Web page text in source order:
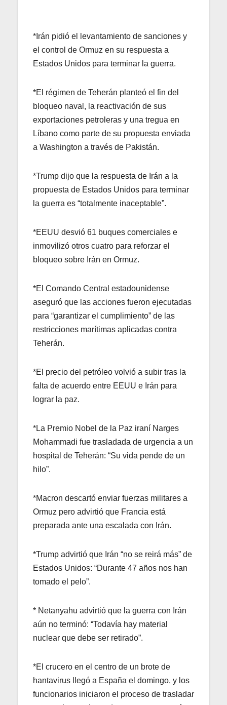
*Irán pidió el levantamiento de sanciones y
el control de Ormuz en su respuesta a
Estados Unidos para terminar la guerra.
*El régimen de Teherán planteó el fin del
bloqueo naval, la reactivación de sus
exportaciones petroleras y una tregua en
Líbano como parte de su propuesta enviada
a Washington a través de Pakistán.
*Trump dijo que la respuesta de Irán a la
propuesta de Estados Unidos para terminar
la guerra es “totalmente inaceptable”.
*EEUU desvió 61 buques comerciales e
inmovilizó otros cuatro para reforzar el
bloqueo sobre Irán en Ormuz.
*El Comando Central estadounidense
aseguró que las acciones fueron ejecutadas
para “garantizar el cumplimiento” de las
restricciones marítimas aplicadas contra
Teherán.
*El precio del petróleo volvió a subir tras la
falta de acuerdo entre EEUU e Irán para
lograr la paz.
*La Premio Nobel de la Paz iraní Narges
Mohammadi fue trasladada de urgencia a un
hospital de Teherán: “Su vida pende de un
hilo”.
*Macron descartó enviar fuerzas militares a
Ormuz pero advirtió que Francia está
preparada ante una escalada con Irán.
*Trump advirtió que Irán “no se reirá más” de
Estados Unidos: “Durante 47 años nos han
tomado el pelo”.
* Netanyahu advirtió que la guerra con Irán
aún no terminó: “Todavía hay material
nuclear que debe ser retirado”.
*El crucero en el centro de un brote de
hantavirus llegó a España el domingo, y los
funcionarios iniciaron el proceso de trasladar